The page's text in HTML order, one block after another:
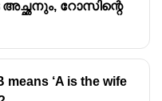
റോസിന്റെ
means ‘A is the wife